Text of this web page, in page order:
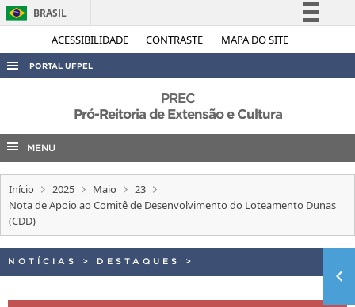
ACESSIBILIDADE CONTRASTE MAPA DO SITE
BRASIL
Simplifique!
Acesso à informação
Legislação
PORTAL UFPEL
AUDITORIA
COBALTO
CONCURSOS
EDITAIS
INTERNACIONAL
PREC
Pró-Reitoria de Extensão e Cultura
MENU
Início 2025 Maio
23
Nota de Apoio ao Comitê de Desenvolvimento do Loteamento Dunas
(CDD)
NOTÍCIAS > DESTAQUES >